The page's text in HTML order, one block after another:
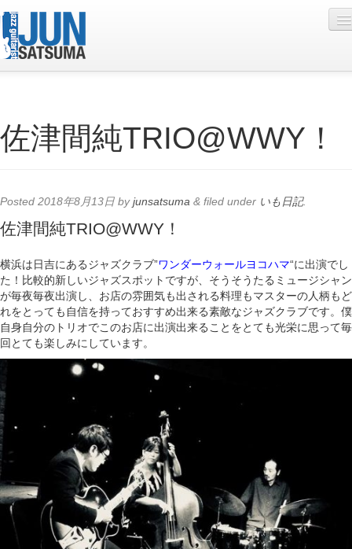
Live Schedule
Photo
YouTube
Online Lesson
佐津間純TRIO@WWY！
Posted 2018年8月13日 byjunsatsuma & filed under いも日記.
佐津間純TRIO@WWY！
横浜は日吉にあるジャズクラブ”ワンダーウォールヨコハマ“に出演でし
た！比較的新しいジャズスポットですが、そうそうたるミュージシャン
が毎夜毎夜出演し、お店の雰囲気も出される料理もマスターの人柄もど
れをとっても自信を持っておすすめ出来る素敵なジャズクラブです。僕
自身自分のトリオでこのお店に出演出来ることをとても光栄に思って毎
回とても楽しみにしています。